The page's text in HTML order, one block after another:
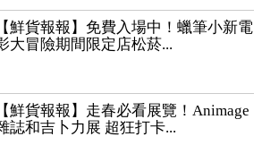
【鮮貨報報】免費入場中！蠟筆小新電
大冒險期間限定店松菸...
【鮮貨報報】走春必看展覽！Animage
誌和吉卜力展 超狂打卡...